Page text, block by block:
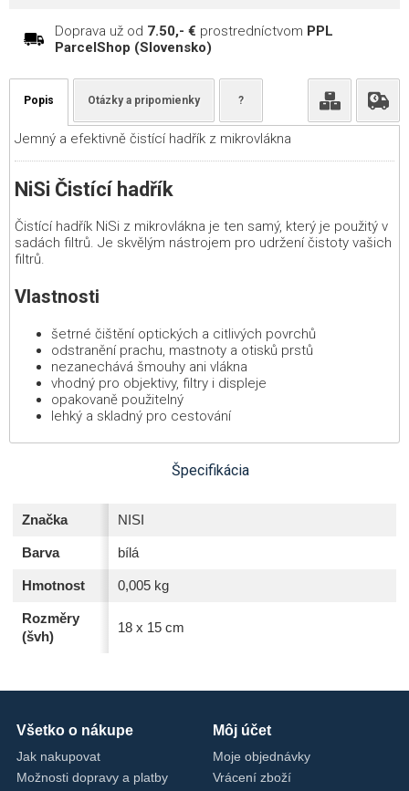
Doprava už od 7.50,- € prostredníctvom PPL
ParcelShop (Slovensko)
Popis Otázky a pripomienky ?
Jemný a efektivně čistící hadřík z mikrovlákna
NiSi Čistící hadřík
Čistící hadřík NiSi z mikrovlákna je ten samý, který je použitý v
sadách filtrů. Je skvělým nástrojem pro udržení čistoty vašich
filtrů.
Vlastnosti
šetrné čištění optických a citlivých povrchů
odstranění prachu, mastnoty a otisků prstů
nezanechává šmouhy ani vlákna
vhodný pro objektivy, filtry i displeje
opakovaně použitelný
lehký a skladný pro cestování
Špecifikácia
Značka NISI
Barva bílá
Hmotnost 0,005 kg
Rozměry
(švh)
18 x 15 cm
Všetko o nákupe
Jak nakupovat
Možnosti dopravy a platby
Môj účet
Moje objednávky
Vrácení zboží